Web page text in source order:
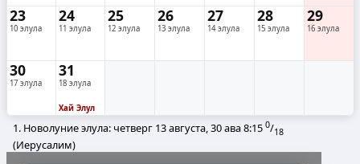
23
10 элула
24
11 элула
25
12 элула
26
13 элула
27
14 элула
28
15 элула
29
16 элула
30
17 элула
31
18 элула
Хай Элул
1. Новолуние элула: четверг 13 августа, 30 ава8:15 0/18
(Иерусалим)